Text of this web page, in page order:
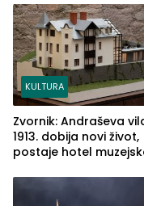
KULTURA
Zvornik: Andraševa
1913. dobija novi život,
postaje hotel